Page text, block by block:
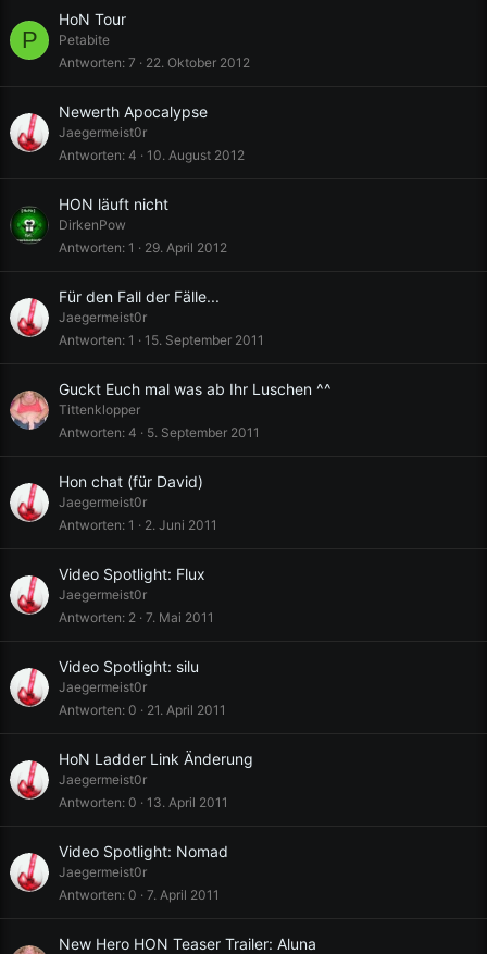
P
HoN Tour
Petabite
Antworten 7 22. Oktober 2012
Newerth Apocalypse
Jaegermeist0r
Antworten 4 10. August 2012
HON läuft nicht
DirkenPow
Antworten 1 29. April 2012
Für den Fall der Fälle...
Jaegermeist0r
Antworten 1 15. September 2011
Guckt Euch mal was ab Ihr Luschen ^^
Tittenklopper
Antworten 4 5. September 2011
Hon chat (für David)
Jaegermeist0r
Antworten 1 2. Juni 2011
Video Spotlight: Flux
Jaegermeist0r
Antworten 2 7. Mai 2011
Video Spotlight: silu
Jaegermeist0r
Antworten 0 21. April 2011
HoN Ladder Link Änderung
Jaegermeist0r
Antworten 0 13. April 2011
Video Spotlight: Nomad
Jaegermeist0r
Antworten 0 7. April 2011
New Hero HON Teaser Trailer: Aluna